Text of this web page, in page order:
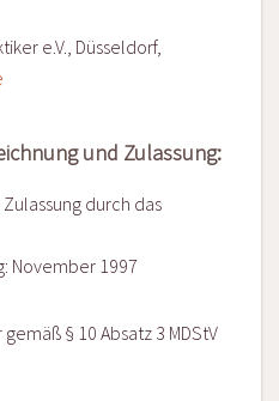
e.V., Düsseldorf,
und Zulassung:
durch das
November 1997
§ 10 Absatz 3 MDStV